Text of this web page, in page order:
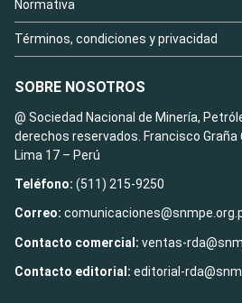
Normativa
Términos, condiciones y privacidad
SOBRE NOSOTROS
@ Sociedad Nacional de Minería,
derechos reservados. Francisco Graña
Lima 17 – Perú
Teléfono: (511) 215-9250
Correo:
Contacto comercial: ventas-
Contacto editorial: editorial-